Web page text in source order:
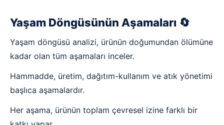
Yaşam Döngüsünün Aşamaları 🔄
Yaşam döngüsü analizi, ürünün doğumundan ölümüne
kadar olan tüm aşamaları inceler.
Hammadde, üretim, dağıtım-kullanım ve atık yönetimi
başlıca aşamalardır.
Her aşama, ürünün toplam çevresel izine farklı bir